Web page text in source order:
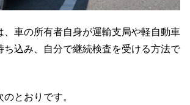
、車の所有者自身が運輸支局や軽自動車
ち込み、自分で継続検査を受ける方法で
とおりです。